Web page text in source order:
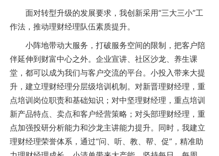
面对转型升级的发展要求，我创新采用“三大三小”工
作法，推动理财经理队伍素质提升。
小阵地带动大服务，打破服务空间的限制，把客户陪
伴延伸到财富中心之外。企业宣讲、社区沙龙、养生课
堂，都可以成为我们与客户交流的平台。小投入带来大提
升，建立理财经理分层级培训机制。对新晋理财经理，重
点培训岗位职责和基础知识；对中坚理财经理，重点培训
新产品特点、卖点和客户经营策略；对头部理财经理，重
点加强投研分析能力和沙龙主讲能力提升。同时，我建立
理财经理荣誉体系，通过“问、听、教、帮、促”，精准助